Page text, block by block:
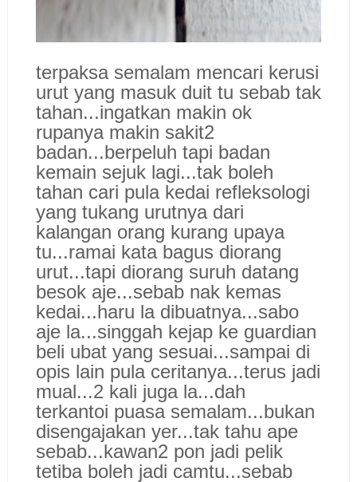
terpaksa semalam mencari kerusi
urut yang masuk duit tu sebab tak
tahan...ingatkan makin ok
rupanya makin sakit2
badan...berpeluh tapi badan
kemain sejuk lagi...tak boleh
tahan cari pula kedai refleksologi
yang tukang urutnya dari
kalangan orang kurang upaya
tu...ramai kata bagus diorang
urut...tapi diorang suruh datang
besok aje...sebab nak kemas
kedai...haru la dibuatnya...sabo
aje la...singgah kejap ke guardian
beli ubat yang sesuai...sampai di
opis lain pula ceritanya...terus jadi
mual...2 kali juga la...dah
terkantoi puasa semalam...bukan
disengajakan yer...tak tahu ape
sebab...kawan2 pon jadi pelik
tetiba boleh jadi camtu...sebab